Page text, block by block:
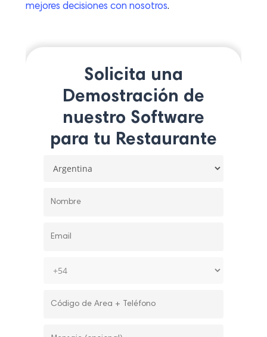
mejores decisiones con nosotros.
Solicita una
Demostración de
nuestro Software
para tu Restaurante